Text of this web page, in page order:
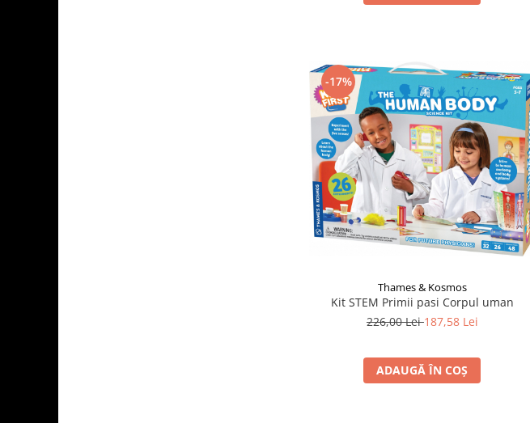
-17%
Thames & Kosmos
Kit STEM Primii pasi Corpul uman
226,00 Lei187,58 Lei
ADAUGĂ ÎN COȘ